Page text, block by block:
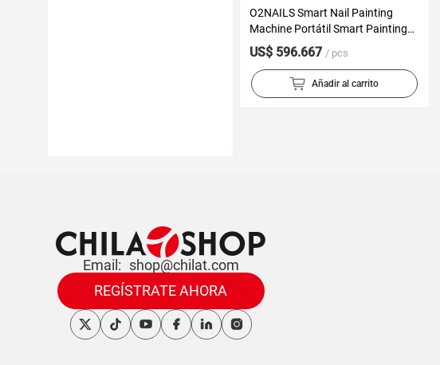
O2NAILS Smart Nail Painting
Machine Portátil Smart Painting
Master Mini Mini impresora de
uñas Buffet M1
US$ 596.667 / pcs
Añadir al carrito
Email: shop@chilat.com
REGÍSTRATE AHORA